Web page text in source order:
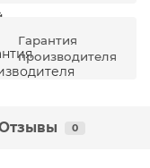
Гарантия
производителя
0